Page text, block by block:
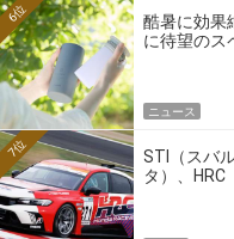
酷暑に効果
に待望のス
6位
ニュース
STI（スバ
タ）、
7位